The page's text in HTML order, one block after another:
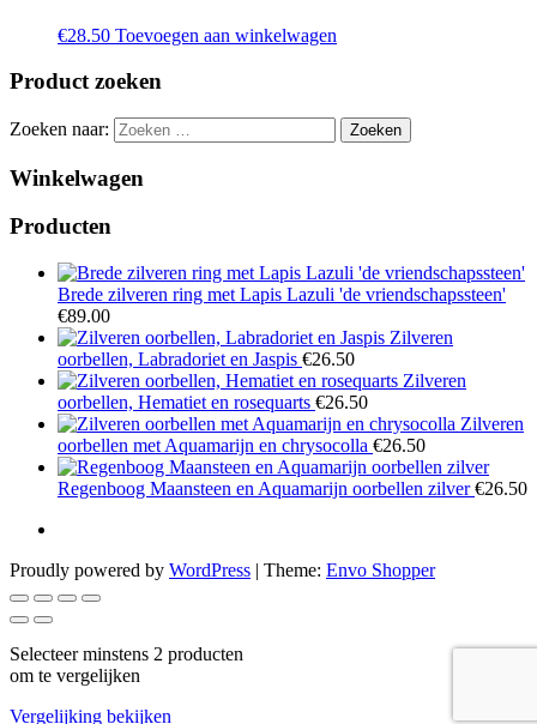
€28.50 Toevoegen aan winkelwagen
Product zoeken
Zoeken naar:
Winkelwagen
Producten
Brede zilveren ring met Lapis Lazuli 'de vriendschapssteen'
€89.00
Zilveren
oorbellen, Labradoriet en Jaspis €26.50
Zilveren
oorbellen, Hematiet en rosequarts €26.50
Zilveren
oorbellen met Aquamarijn en chrysocolla €26.50
Regenboog Maansteen en Aquamarijn oorbellen zilver €26.50
Proudly powered by WordPress | Theme: Envo Shopper
Selecteer minstens 2 producten
om te vergelijken
Vergelijking bekijken